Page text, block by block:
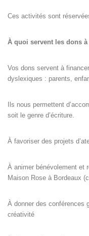
Ces activités sont
À quoi servent les dons à
Vos dons servent à
dyslexiques : parents,
Ils nous permettent
soit le genre d’écriture.
À favoriser des projets
À animer bénévolement et
Maison Rose à Bordeaux
À donner des conférences
créativité